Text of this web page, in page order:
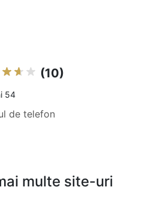
(10)
54
de telefon
multe site-uri